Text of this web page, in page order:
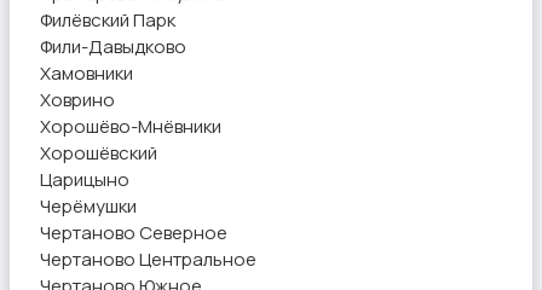
Филёвский Парк
Фили-Давыдково
Хамовники
Ховрино
Хорошёво-Мнёвники
Хорошёвский
Царицыно
Черёмушки
Чертаново Северное
Чертаново Центральное